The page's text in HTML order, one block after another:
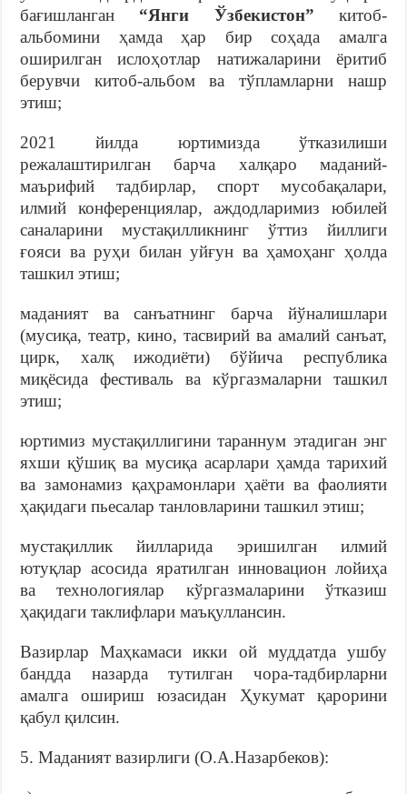
бағишланган “Янги Ўзбекистон” китоб-
альбомини ҳамда ҳар бир соҳада амалга
оширилган ислоҳотлар натижаларини ёритиб
берувчи китоб-альбом ва тўпламларни нашр
этиш;
2021 йилда юртимизда ўтказилиши
режалаштирилган барча халқаро маданий-
маърифий тадбирлар, спорт мусобақалари,
илмий конференциялар, аждодларимиз юбилей
саналарини мустақилликнинг ўттиз йиллиги
ғояси ва руҳи билан уйғун ва ҳамоҳанг ҳолда
ташкил этиш;
маданият ва санъатнинг барча йўналишлари
(мусиқа, театр, кино, тасвирий ва амалий санъат,
цирк, халқ ижодиёти) бўйича республика
миқёсида фестиваль ва кўргазмаларни ташкил
этиш;
юртимиз мустақиллигини тараннум этадиган энг
яхши қўшиқ ва мусиқа асарлари ҳамда тарихий
ва замонамиз қаҳрамонлари ҳаёти ва фаолияти
ҳақидаги пьесалар танловларини ташкил этиш;
мустақиллик йилларида эришилган илмий
ютуқлар асосида яратилган инновацион лойиҳа
ва технологиялар кўргазмаларини ўтказиш
ҳақидаги таклифлари маъқуллансин.
Вазирлар Маҳкамаси икки ой муддатда ушбу
бандда назарда тутилган чора-тадбирларни
амалга ошириш юзасидан Ҳукумат қарорини
қабул қилсин.
5. Маданият вазирлиги (О.А.Назарбеков):